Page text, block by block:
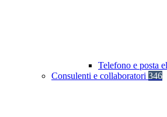
Telefono e posta
Consulenti e collaboratori 346